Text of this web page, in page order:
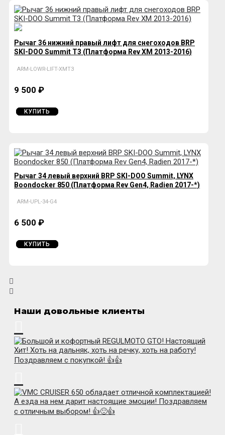
Рычаг 36 нижний правый лифт для снегоходов BRP
SKI-DOO Summit T3 (Платформа Rev XM 2013-2016)
ARM-LOWR-LIFT-XMT3
9 500 ₽
КУПИТЬ
Рычаг 34 левый верхний BRP SKI-DOO Summit, LYNX
Boondocker 850 (Платформа Rev Gen4, Radien 2017-*)
ARM-UPL-34-G4
6 500 ₽
КУПИТЬ
Наши довольные клиенты